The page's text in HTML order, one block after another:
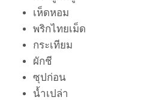
เห็ดหอม
พริกไทยเม็ด
กระเทียม
ผักชี
ซุปก่อน
น้ำเปล่า